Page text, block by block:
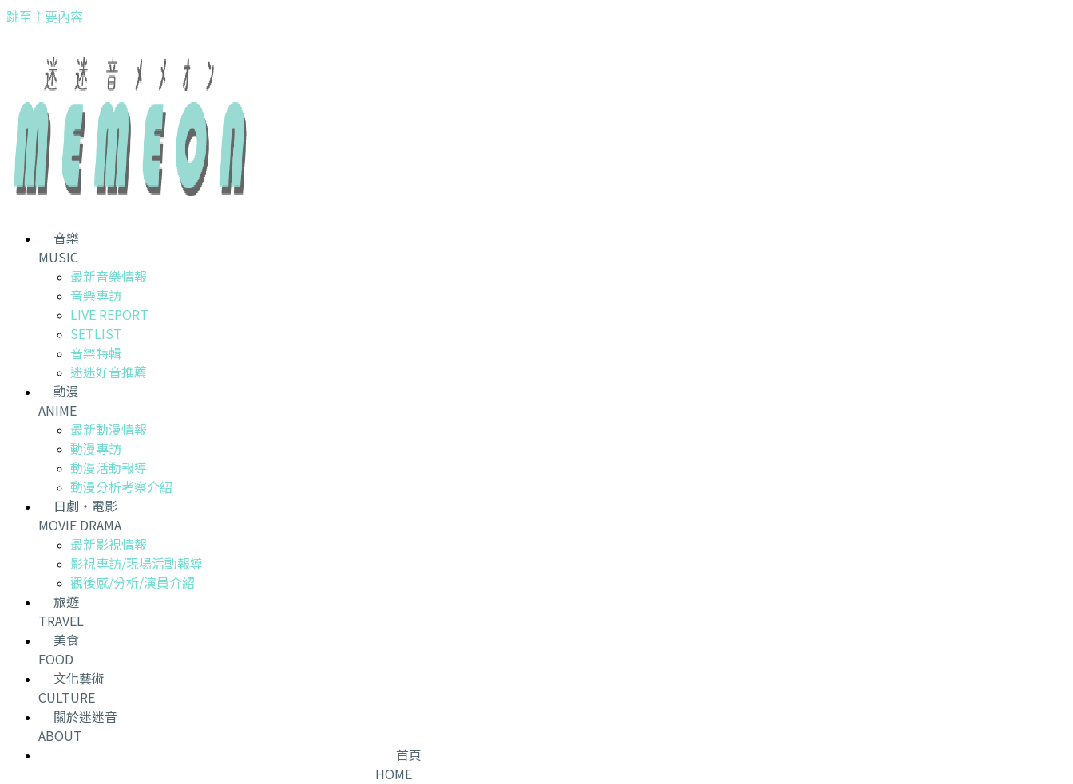
跳至主要內容
音樂
MUSIC
最新音樂情報
音樂專訪
LIVE REPORT
SETLIST
音樂特輯
迷迷好音推薦
動漫
ANIME
最新動漫情報
動漫專訪
動漫活動報導
動漫分析考察介紹
日劇・電影
MOVIE DRAMA
最新影視情報
影視專訪/現場活動報導
觀後感/分析/演員介紹
旅遊
TRAVEL
美食
FOOD
文化藝術
CULTURE
關於迷迷音
ABOUT
首頁
HOME